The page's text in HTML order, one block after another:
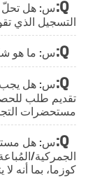
س: هل تحلّ
التسجيل الذي
س: ما هو
س: هل يجب
تقديم طلب
مستحضرات
س: هل
الجمركية/
كوزما، بما أنه